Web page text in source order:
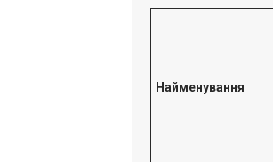
Найменування